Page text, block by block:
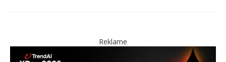
Reklame